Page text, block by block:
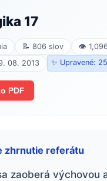
17
📝 806 slov
👁
08. 2013
✨ Upravené:
PDF
zhrnutie referátu
zaoberá výchovou